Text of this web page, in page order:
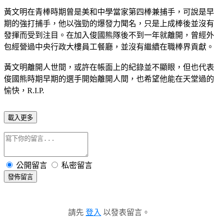
黃文明在青棒時期曾是美和中學當家第四棒兼捕手，可說是早
期的強打捕手，他以強勁的爆發力聞名，只是上成棒後並沒有
發揮而受到注目。在加入俊國熊隊後不到一年就離開，曾經外
包經營過中央行政大樓員工餐廳，並沒有繼續在職棒界貢獻。
黃文明離開人世間，或許在帳面上的紀錄並不顯眼，但也代表
俊國熊時期早期的選手開始離開人間，也希望他能在天堂過的
愉快，R.I.P.
載入更多
公開留言 私密留言
發佈留言
請先 登入 以發表留言。